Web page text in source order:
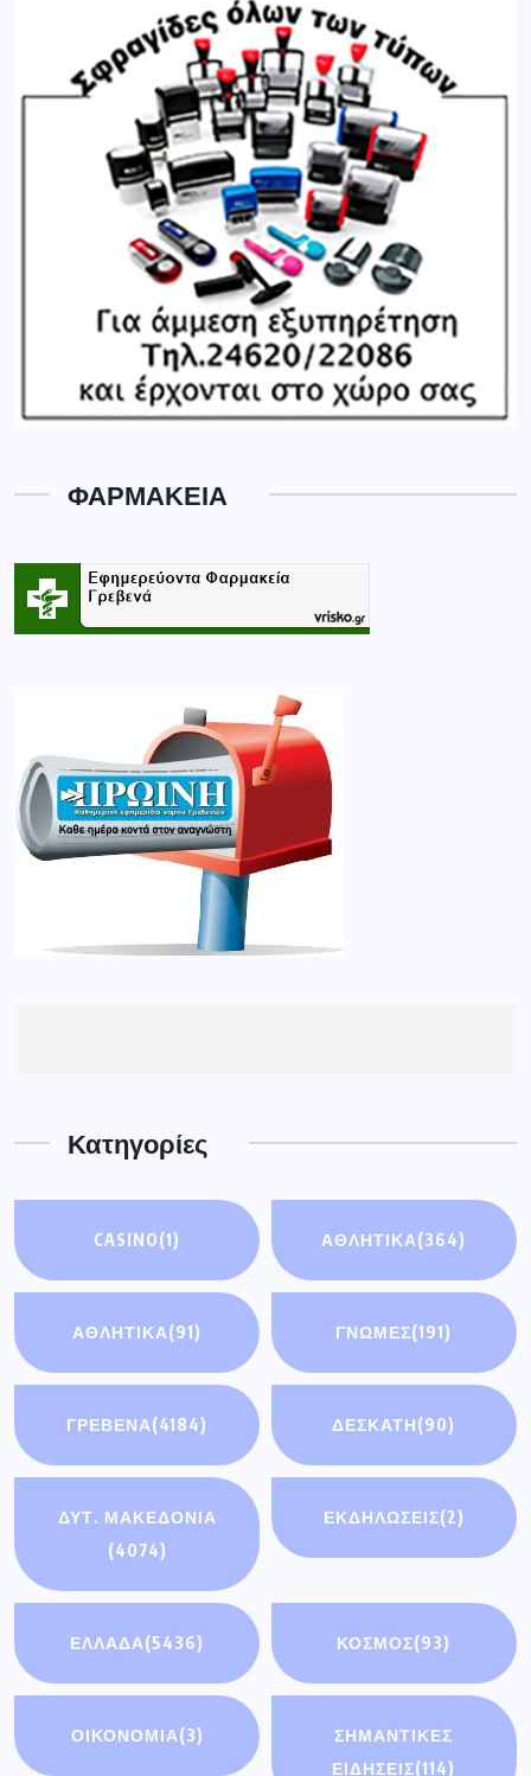
ΦΑΡΜΑΚΕΙΑ
Κατηγορίες
CASINO(1) ΑΘΛΗΤΙΚΑ(364)
ΑΘΛΗΤΙΚΆ(91) ΓΝΩΜΕΣ(191)
ΓΡΕΒΕΝΑ(4184) ΔΕΣΚΑΤΗ(90)
ΔΥΤ. ΜΑΚΕΔΟΝΙΑ
(4074)
ΕΚΔΗΛΩΣΕΙΣ(2)
ΕΛΛΑΔΑ(5436) ΚΟΣΜΟΣ(93)
ΟΙΚΟΝΟΜΊΑ(3)
ΣΗΜΑΝΤΙΚΈΣ
ΕΙΔΉΣΕΙΣ(114)